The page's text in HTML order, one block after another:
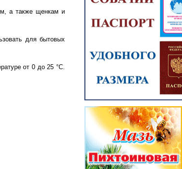
а также щенкам и
для бытовых
от 0 до 25 °С.